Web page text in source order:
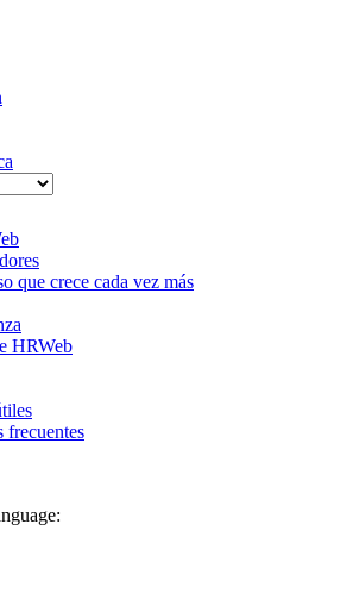
que crece cada vez más
HRWeb
frecuentes